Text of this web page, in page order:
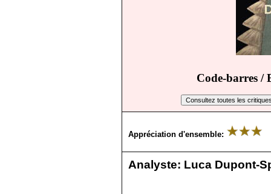
Code-barres /
Appréciation d'ensemble:
Analyste: Luca